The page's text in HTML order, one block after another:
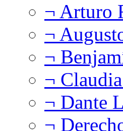
¬ Arturo
¬
¬
¬
¬ Dante
¬